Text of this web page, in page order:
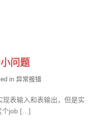
问题
in 异常报错
表输入和表输出，但是实
个job […]